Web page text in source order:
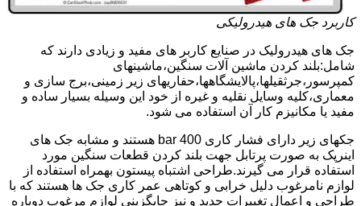
کاربرد جک های هیدرولیکی
جک های هیدرولیک در صنایع کاربر های مفید و زیادی دارند که
شامل:بلند کردن ماشین آلات سنگین،ماشینهای
کمپرسور،جرثقیلها،پالایشگاهها،حفاریهای زیر زمینی،برج سازی و
معماری،کلیه وسایل نقلیه و غیره از خود این وسیله بسیار ساده و
مفید یا مکانیزم کار آن استفاده می شود.
جکهای زیر دارای فشار کاری 400 bar هستند و مشابه جک های
اینرپک به صورت پرتابل جهت بلند کردن قطعات سنگین مورد
استفاده قرار می گیرند.طراحی اشتباه پیستون بهمراه استفاده از
لوازم نامرغوب دلیل خرابی و کوتاهی عمر کاری جک ها هستند که با
طراحی و اعمال تغییرات جدید و نیز جایگزینی لوازم مرغوب دوباره